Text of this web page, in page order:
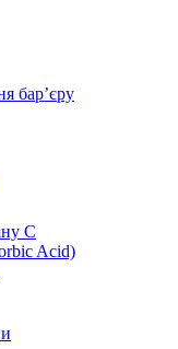
бар’єру
С
Acid)